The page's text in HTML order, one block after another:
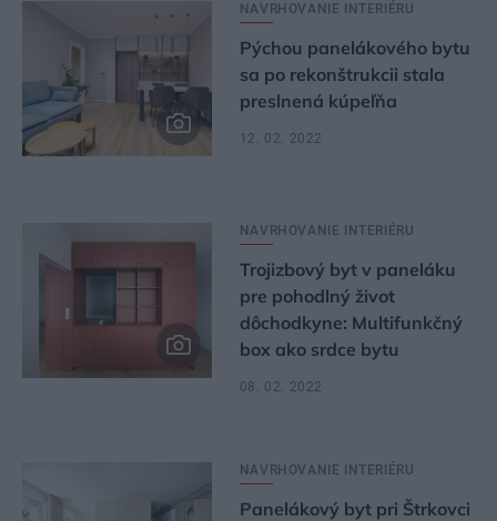
NAVRHOVANIE INTERIÉRU
Pýchou panelákového bytu
sa po rekonštrukcii stala
preslnená kúpeľňa
12. 02. 2022
NAVRHOVANIE INTERIÉRU
Trojizbový byt v paneláku
pre pohodlný život
dôchodkyne: Multifunkčný
box ako srdce bytu
08. 02. 2022
NAVRHOVANIE INTERIÉRU
Panelákový byt pri Štrkovci